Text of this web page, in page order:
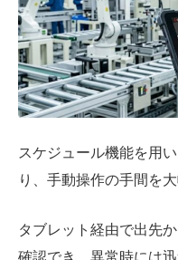
スケジュール機能を用
り、手動操作の手間を
タブレット経由で出先